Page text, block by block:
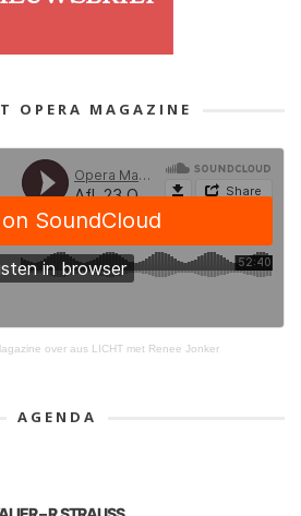
OPERA MAGAZINE
over aus LICHT met Renee Jonker
AGENDA